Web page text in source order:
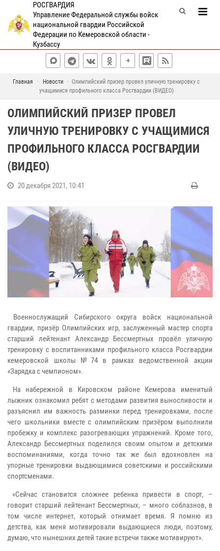
РОСГВАРДИЯ
Управление Федеральной службы войск
национальной гвардии Российской
Федерации по Кемеровской области -
Кузбассу
Главная Новости
Олимпийский призер провел уличную тренировку с
учащимися профильного класса Росгвардии (ВИДЕО)
ОЛИМПИЙСКИЙ ПРИЗЕР ПРОВЕЛ
УЛИЧНУЮ ТРЕНИРОВКУ С УЧАЩИМИСЯ
ПРОФИЛЬНОГО КЛАССА РОСГВАРДИИ
(ВИДЕО)
20 декабря 2021, 10:41
Военнослужащий Сибирского округа войск национальной
гвардии, призёр Олимпийских игр, заслуженный мастер спорта
старший лейтенант Александр Бессмертных провёл уличную
тренировку с воспитанниками профильного класса Росгвардии
кемеровской школы №74 в рамках ведомственной акции
«Зарядка с чемпионом».
На набережной в Кировском районе Кемерова именитый
лыжник ознакомил ребят с методами развития выносливости и
разъяснил им важность разминки перед тренировками, после
чего школьники вместе с олимпийским призёром выполнили
пробежку и комплекс разогревающих упражнений. Кроме того,
Александр Бессмертных поделился своим опытом и детскими
воспоминаниями, когда точно так же был вдохновлен на
упорные тренировки выдающимися советскими и российскими
спортсменами.
«Сейчас становится сложнее ребенка привести в спорт, –
говорит старший лейтенант Бессмертных, – много соблазнов, в
том числе интернет, который отнимает время. Я помню из
детства, как меня мотивировали выдающиеся люди, поэтому,
думаю, что нынешних детей такие встречи также мотивируют».